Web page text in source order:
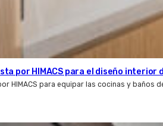
por HIMACS para el diseño interior
HIMACS para equipar las cocinas y baños